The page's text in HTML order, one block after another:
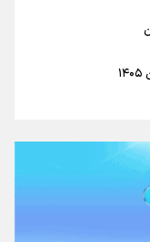
شهرهای زیارتی